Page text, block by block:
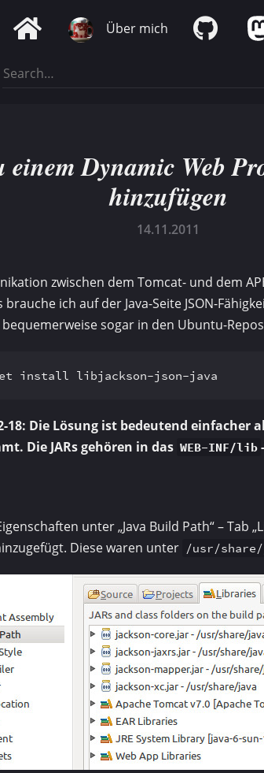
Über mich
einem Dynamic Web
hinzufügen
14.11.2011
zwischen dem Tomcat- und dem
brauche ich auf der Java-Seite JSON-
bequemerweise sogar in den Ubuntu-
install libjackson-json-java
18: Die Lösung ist bedeutend einfacher
Die JARs gehören in das WEB-INF/lib
unter „Java Build Path“ – Tab
Diese waren unter /usr/